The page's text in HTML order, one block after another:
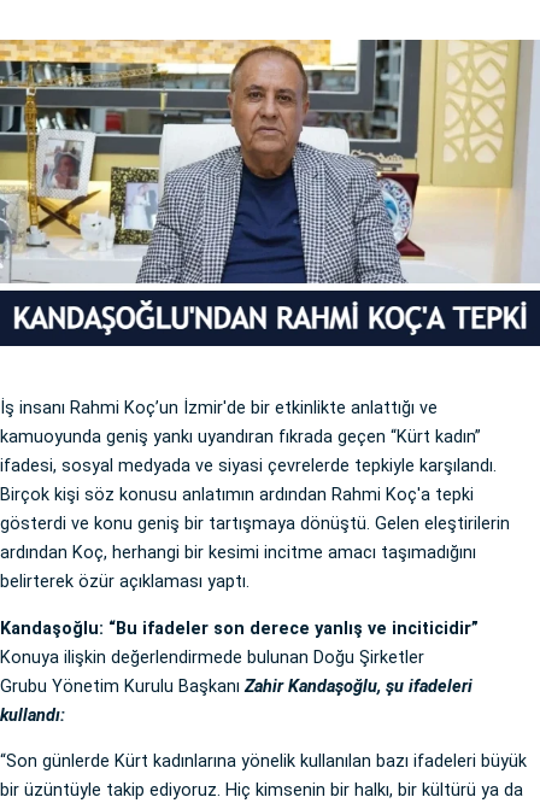
İş insanı Rahmi Koç’un İzmir'de bir etkinlikte anlattığı ve
kamuoyunda geniş yankı uyandıran fıkrada geçen “Kürt kadın”
ifadesi, sosyal medyada ve siyasi çevrelerde tepkiyle karşılandı.
Birçok kişi söz konusu anlatımın ardından Rahmi Koç'a tepki
gösterdi ve konu geniş bir tartışmaya dönüştü. Gelen eleştirilerin
ardından Koç, herhangi bir kesimi incitme amacı taşımadığını
belirterek özür açıklaması yaptı.
Kandaşoğlu: “Bu ifadeler son derece yanlış ve inciticidir”
Konuya ilişkin değerlendirmede bulunan Doğu Şirketler
Grubu Yönetim Kurulu BaşkanıZahir Kandaşoğlu, şu ifadeleri
kullandı:
“Son günlerde Kürt kadınlarına yönelik kullanılan bazı ifadeleri büyük
bir üzüntüyle takip ediyoruz. Hiç kimsenin bir halkı, bir kültürü ya da